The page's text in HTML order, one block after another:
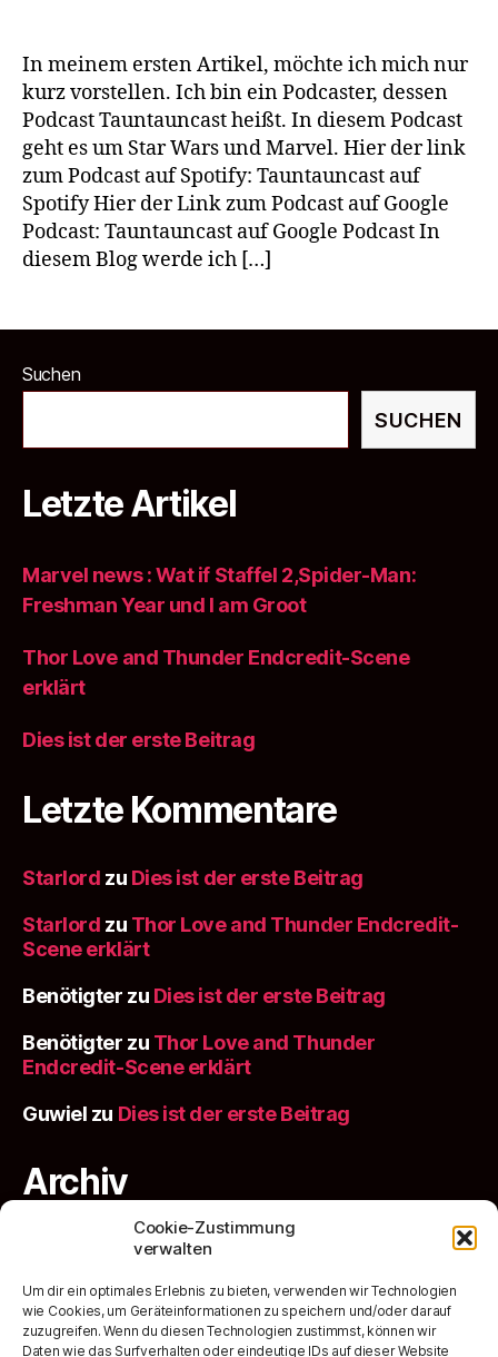
Cookie-Zustimmung
verwalten
Um dir ein optimales Erlebnis zu bieten, verwenden wir Technologien
wie Cookies, um Geräteinformationen zu speichern und/oder darauf
zuzugreifen. Wenn du diesen Technologien zustimmst, können wir
Daten wie das Surfverhalten oder eindeutige IDs auf dieser Website
In meinem ersten Artikel, möchte ich mich nur
kurz vorstellen. Ich bin ein Podcaster, dessen
Podcast Tauntauncast heißt. In diesem Podcast
geht es um Star Wars und Marvel. Hier der link
zum Podcast auf Spotify: Tauntauncast auf
Spotify Hier der Link zum Podcast auf Google
Podcast: Tauntauncast auf Google Podcast In
diesem Blog werde ich […]
Suchen
SUCHEN
Letzte Artikel
Marvel news : Wat if Staffel 2,Spider-Man:
Freshman Year und l am Groot
Thor Love and Thunder Endcredit-Scene
erklärt
Dies ist der erste Beitrag
Letzte Kommentare
Starlord zu Dies ist der erste Beitrag
Starlord zu Thor Love and Thunder Endcredit-
Scene erklärt
Benötigter zu Dies ist der erste Beitrag
Benötigter zu Thor Love and Thunder
Endcredit-Scene erklärt
Guwiel zu Dies ist der erste Beitrag
Archiv
Kategorien